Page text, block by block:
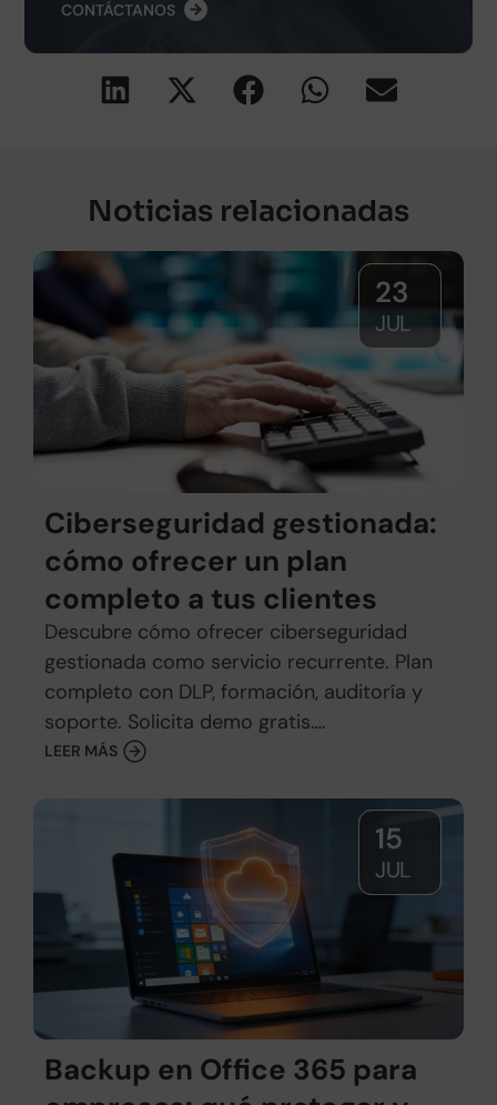
CONTÁCTANOS
Noticias relacionadas
23
JUL
Ciberseguridad gestionada:
cómo ofrecer un plan
completo a tus clientes
Descubre cómo ofrecer ciberseguridad
gestionada como servicio recurrente. Plan
completo con DLP, formación, auditoría y
soporte. Solicita demo gratis….
LEER MÁS
15
JUL
Backup en Office 365 para